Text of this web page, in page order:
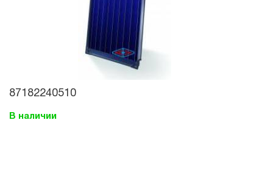
87182240510
В наличии